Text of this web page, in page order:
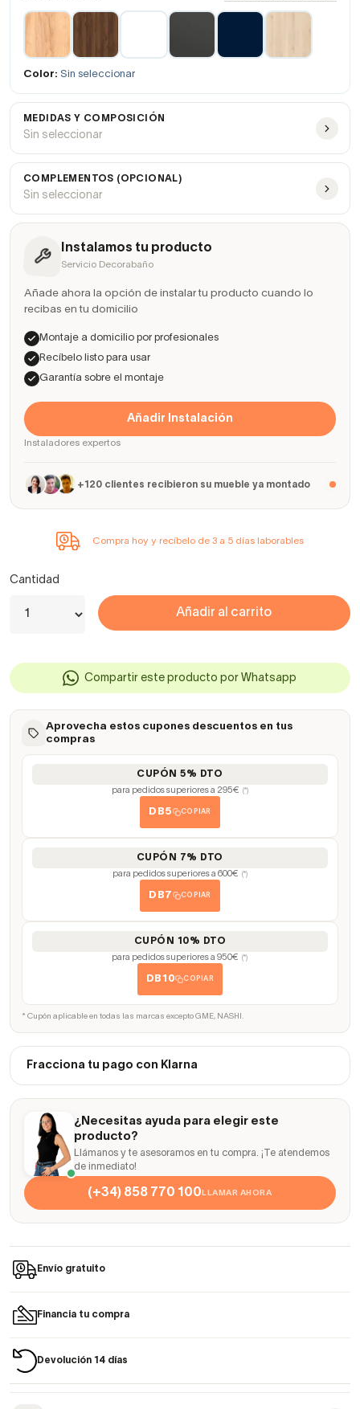
Color: Sin seleccionar
MEDIDAS Y COMPOSICIÓN
Sin seleccionar
COMPLEMENTOS (OPCIONAL)
Sin seleccionar
Instalamos tu producto
Servicio Decorabaño
Añade ahora la opción de instalar tu producto cuando lo
recibas en tu domicilio
Montaje a domicilio por profesionales
Recíbelo listo para usar
Garantía sobre el montaje
Añadir Instalación
Instaladores expertos
+120 clientes recibieron su mueble ya montado
Compra hoy y recíbelo de 3 a 5 días laborables
Cantidad
Añadir al carrito
Compartir este producto por Whatsapp
Aprovecha estos cupones descuentos en tus
compras
CUPÓN 5% DTO
para pedidos superiores a 295€ (*)
DB5 COPIAR
CUPÓN 7% DTO
para pedidos superiores a 600€ (*)
DB7 COPIAR
CUPÓN 10% DTO
para pedidos superiores a 950€ (*)
DB10 COPIAR
* Cupón aplicable en todas las marcas excepto GME, NASHI.
Fracciona tu pago con Klarna
¿Necesitas ayuda para elegir este
producto?
Llámanos y te asesoramos en tu compra. ¡Te atendemos
de inmediato!
(+34) 858 770 100LLAMAR AHORA
Envío gratuito
Financia tu compra
Devolución 14 días